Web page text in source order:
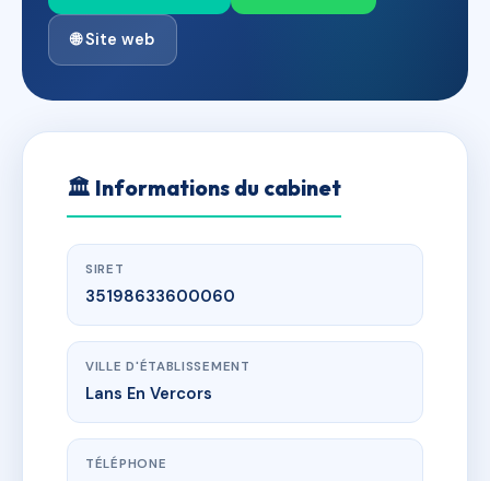
🌐 Site web
🏛 Informations du cabinet
SIRET
35198633600060
VILLE D'ÉTABLISSEMENT
Lans En Vercors
TÉLÉPHONE